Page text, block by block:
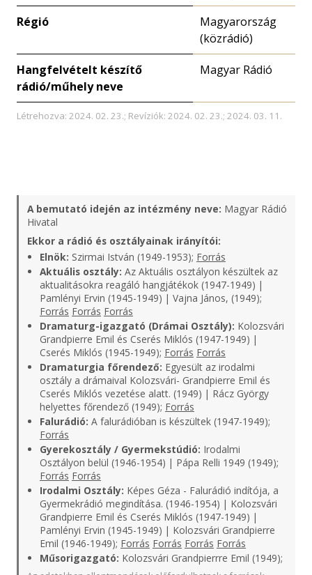
Régió
Magyarország
(közrádió)
Hangfelvételt készítő
rádió/műhely neve
Magyar Rádió
Létrehozva: 2024. 02. 23.; Revíziók: 2024. 02. 23.; 2024. 03. 11.
A bemutató idején az intézmény neve: Magyar Rádió
Hivatal
Ekkor a rádió és osztályainak irányítói:
Elnök: Szirmai István (1949-1953); Forrás
Aktuális osztály: Az Aktuális osztályon készültek az
aktualitásokra reagáló hangjátékok (1947-1949) |
Pamlényi Ervin (1945-1949) | Vajna János, (1949);
Forrás Forrás Forrás
Dramaturg-igazgató (Drámai Osztály): Kolozsvári
Grandpierre Emil és Cserés Miklós (1947-1949) |
Cserés Miklós (1945-1949); Forrás Forrás
Dramaturgia főrendező: Egyesült az irodalmi
osztály a drámaival Kolozsvári- Grandpierre Emil és
Cserés Miklós vezetése alatt. (1949) | Rácz György
helyettes főrendező (1949); Forrás
Falurádió: A falurádióban is készültek (1947-1949);
Forrás
Gyerekosztály / Gyermekstúdió: Irodalmi
Osztályon belül (1946-1954) | Pápa Relli 1949 (1949);
Forrás Forrás
Irodalmi Osztály: Képes Géza - Falurádió indítója, a
Gyermekrádió megindítása. (1946-1954) | Kolozsvári
Grandpierre Emil és Cserés Miklós (1947-1949) |
Pamlényi Ervin (1945-1949) | Kolozsvári Grandpierre
Emil (1946-1949); Forrás Forrás Forrás Forrás
Műsorigazgató: Kolozsvári Grandpierrre Emil (1949);